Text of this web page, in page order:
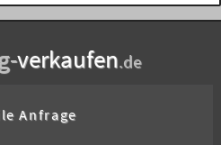
verkaufen.de
Anfrage